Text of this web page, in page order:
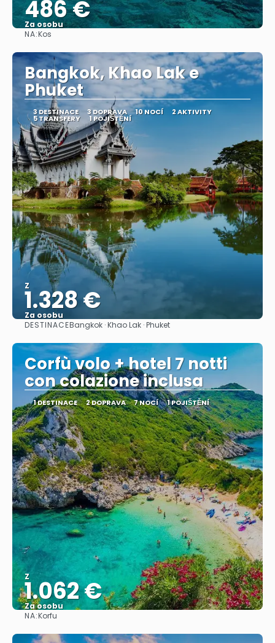
486 €
Za osobu
NA:Kos
Bangkok, Khao Lak e
Phuket
3 DESTINACE 3 DOPRAVA 10 NOCÍ 2 AKTIVITY
5 TRANSFERY 1 POJIŠTĚNÍ
Z
1.328 €
Za osobu
Zobrazit
DESTINACEBangkok · Khao Lak · Phuket
Corfù volo + hotel 7 notti
con colazione inclusa
1 DESTINACE 2 DOPRAVA 7 NOCÍ 1 POJIŠTĚNÍ
Z
1.062 €
Za osobu
NA:Korfu